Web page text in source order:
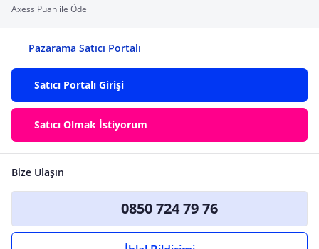
Axess Puan ile Öde
Pazarama Satıcı Portalı
Satıcı Portalı Girişi
Satıcı Olmak İstiyorum
Bize Ulaşın
0850 724 79 76